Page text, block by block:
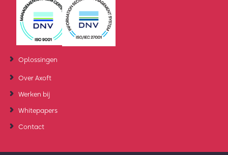
Oplossingen
Over Axoft
Werken bij
Whitepapers
Contact